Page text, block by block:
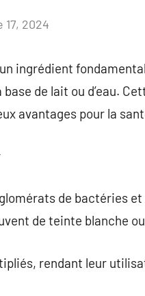
2024
ingrédient
de lait ou d’eau.
avantages pour la
de bactéries
de teinte blanche
rendant leur